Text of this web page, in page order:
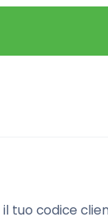
il tuo codice